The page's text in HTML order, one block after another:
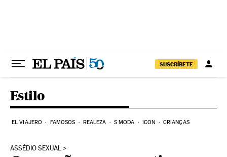
SUSCRÍBETE
Estilo
EL VIAJERO FAMOSOS REALEZA S MODA ICON CRIANÇAS
ASSÉDIO SEXUAL